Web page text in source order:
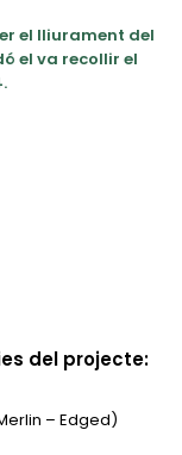
el lliurament del
el va recollir el
del projecte:
– Edged)